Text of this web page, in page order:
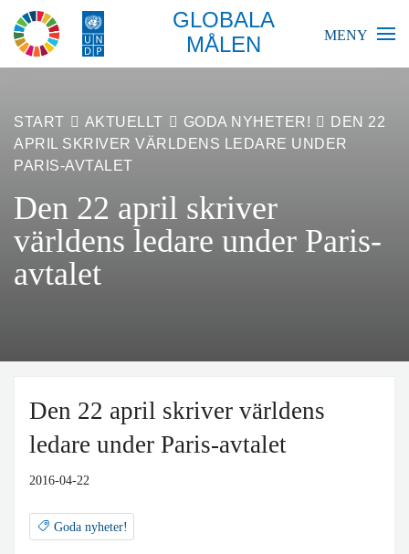
GLOBALA
MÅLEN
MENY
GLOBALA MÅLEN
SKOLA
FÖRETAG
START AKTUELLT GODA NYHETER!
DEN 22
APRIL SKRIVER VÄRLDENS LEDARE UNDER
PARIS-AVTALET
Den 22 april skriver
världens ledare under Paris-
avtalet
Den 22 april skriver världens
ledare under Paris-avtalet
2016-04-22
Goda nyheter!